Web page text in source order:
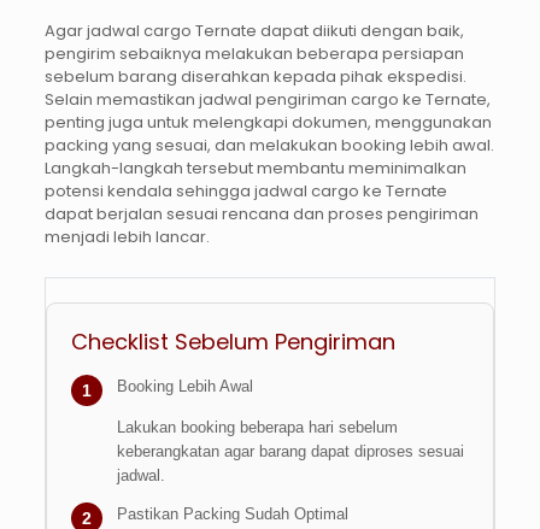
Agar jadwal cargo Ternate dapat diikuti dengan baik,
pengirim sebaiknya melakukan beberapa persiapan
sebelum barang diserahkan kepada pihak ekspedisi.
Selain memastikan jadwal pengiriman cargo ke Ternate,
penting juga untuk melengkapi dokumen, menggunakan
packing yang sesuai, dan melakukan booking lebih awal.
Langkah-langkah tersebut membantu meminimalkan
potensi kendala sehingga jadwal cargo ke Ternate
dapat berjalan sesuai rencana dan proses pengiriman
menjadi lebih lancar.
Checklist Sebelum Pengiriman
1 Booking Lebih Awal
Lakukan booking beberapa hari sebelum
keberangkatan agar barang dapat diproses sesuai
jadwal.
2 Pastikan Packing Sudah Optimal